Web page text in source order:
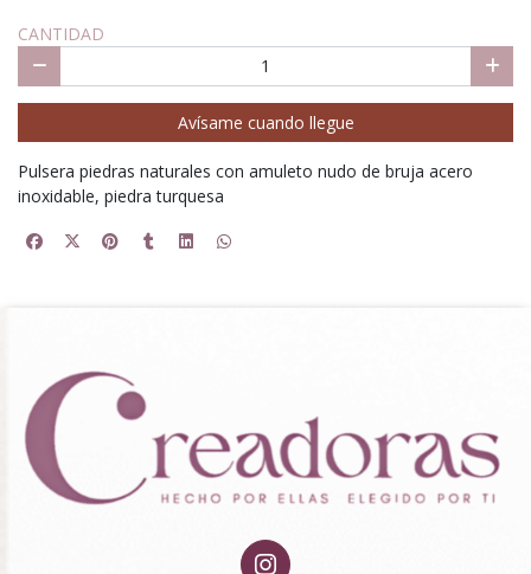
CANTIDAD
Avísame cuando llegue
Pulsera piedras naturales con amuleto nudo de bruja acero
inoxidable, piedra turquesa